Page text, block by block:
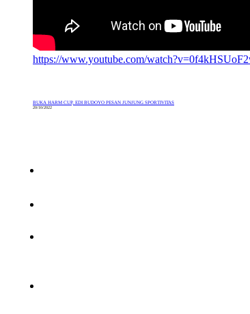
https://www.youtube.com/
BUKA HARM CUP, EDI BUDOYO PESAN JUNJUNG SPORTIVITAS
20/10/2022